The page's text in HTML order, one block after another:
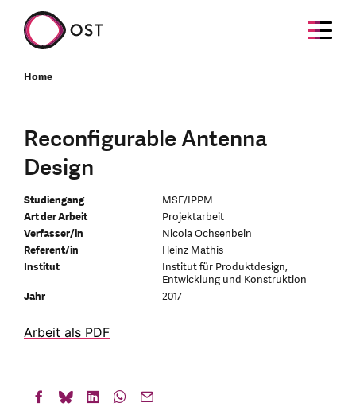
Home
Reconfigurable Antenna
Design
Studiengang
MSE/IPPM
Art der Arbeit
Projektarbeit
Verfasser/in
Nicola Ochsenbein
Referent/in
Heinz Mathis
Institut
Institut für Produktdesign,
Entwicklung und Konstruktion
Jahr
2017
Arbeit als PDF